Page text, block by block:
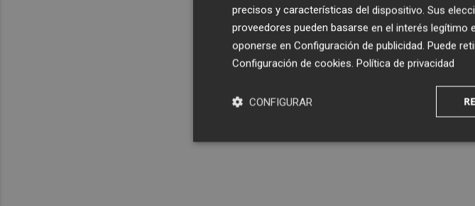
precisos y características del dispositivo. Sus
proveedores pueden basarse en el interés legítimo
oponerse en Configuración de publicidad. Puede
Configuración de cookies. Política de privacidad
CONFIGURAR